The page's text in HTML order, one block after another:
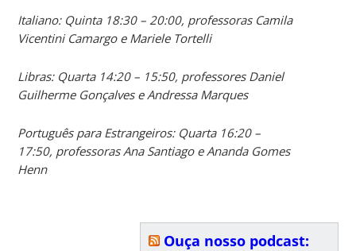
Italiano: Quinta 18:30 – 20:00, professoras Camila
Vicentini Camargo e Mariele Tortelli
Libras: Quarta 14:20 – 15:50, professores Daniel
Guilherme Gonçalves e Andressa Marques
Português para Estrangeiros: Quarta 16:20 –
17:50, professoras Ana Santiago e Ananda Gomes
Henn
Ouça nosso podcast: